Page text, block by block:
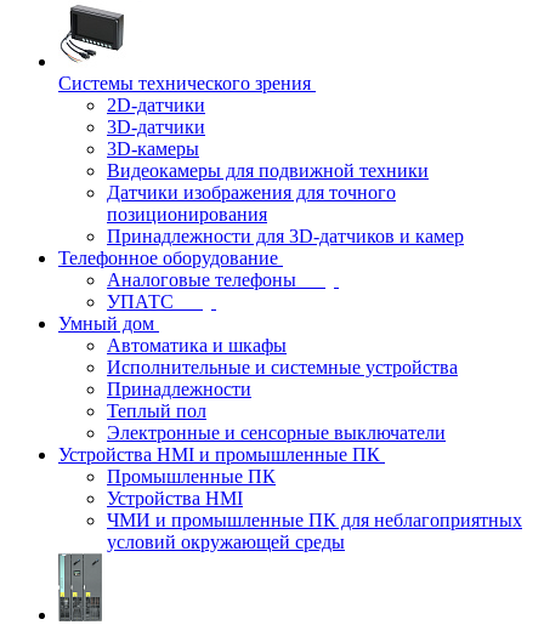
Системы технического зрения
2D-датчики
3D-датчики
3D-камеры
Видеокамеры для подвижной техники
Датчики изображения для точного
позиционирования
Принадлежности для 3D-датчиков и камер
Телефонное оборудование
Аналоговые телефоны
УПАТС
Умный дом
Автоматика и шкафы
Исполнительные и системные устройства
Принадлежности
Теплый пол
Электронные и сенсорные выключатели
Устройства HMI и промышленные ПК
Промышленные ПК
Устройства HMI
ЧМИ и промышленные ПК для неблагоприятных
условий окружающей среды